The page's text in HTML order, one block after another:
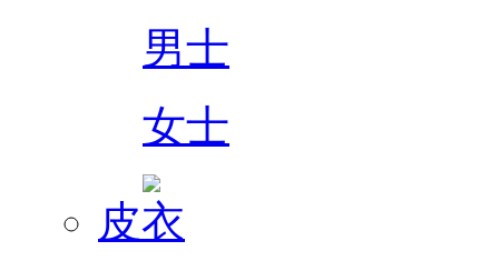
男士
女士
皮衣